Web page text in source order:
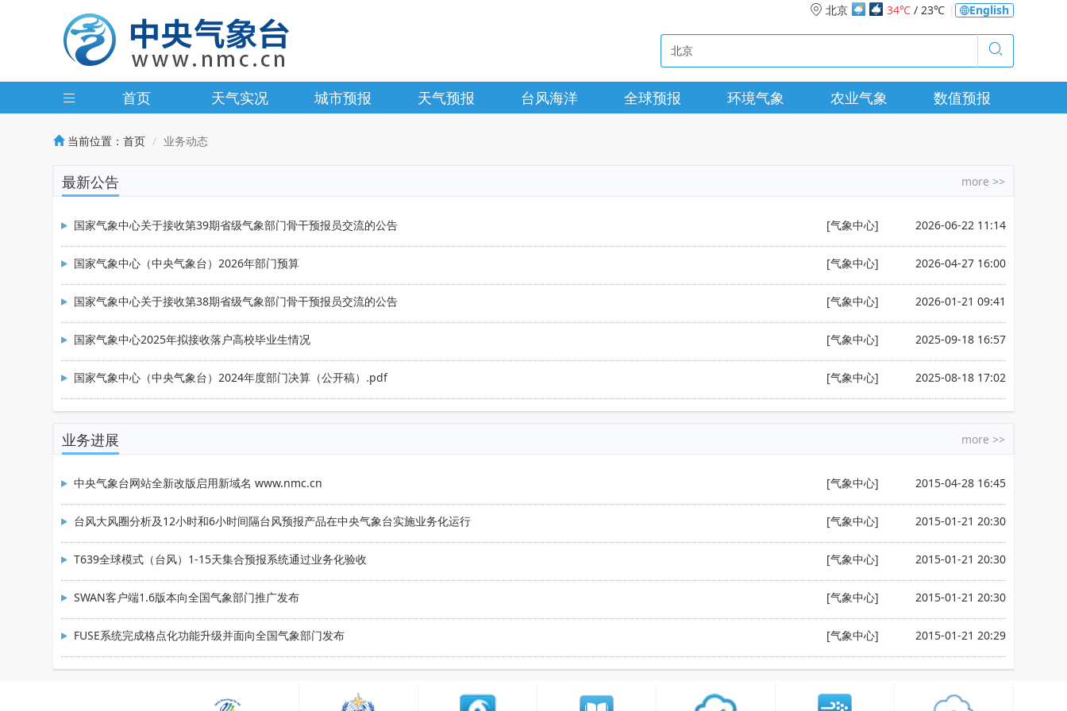
北京 34℃ / 23℃ English
首页 天气实况 城市预报 天气预报 台风海洋 全球预报 环境气象 农业气象 数值预报
当前位置： 首页 业务动态
最新公告 more >>
国家气象中心关于接收第39期省级气象部门骨干预报员交流的公告 [气象中心] 2026-06-22 11:14
国家气象中心（中央气象台）2026年部门预算 [气象中心] 2026-04-27 16:00
国家气象中心关于接收第38期省级气象部门骨干预报员交流的公告 [气象中心] 2026-01-21 09:41
国家气象中心2025年拟接收落户高校毕业生情况 [气象中心] 2025-09-18 16:57
国家气象中心（中央气象台）2024年度部门决算（公开稿）.pdf [气象中心] 2025-08-18 17:02
业务进展 more >>
中央气象台网站全新改版启用新域名 www.nmc.cn [气象中心] 2015-04-28 16:45
台风大风圈分析及12小时和6小时间隔台风预报产品在中央气象台实施业务化运行 [气象中心] 2015-01-21 20:30
T639全球模式（台风）1-15天集合预报系统通过业务化验收 [气象中心] 2015-01-21 20:30
SWAN客户端1.6版本向全国气象部门推广发布 [气象中心] 2015-01-21 20:30
FUSE系统完成格点化功能升级并面向全国气象部门发布 [气象中心] 2015-01-21 20:29